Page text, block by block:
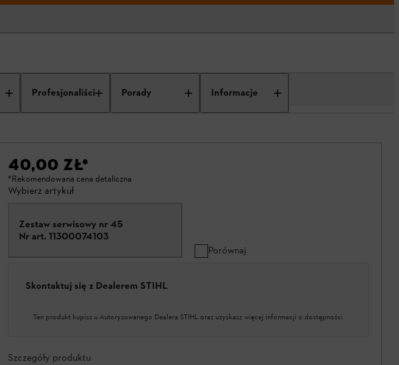
Profesjonaliści Porady Informacje
40,00 ZŁ*
*Rekomendowana cena detaliczna
Wybierz artykuł
Zestaw serwisowy nr 45
Nr art. 11300074103
Porównaj
Skontaktuj się z Dealerem STIHL
Ten produkt kupisz u Autoryzowanego Dealera STIHL oraz uzyskasz więcej informacji o dostępności
Szczegóły produktu